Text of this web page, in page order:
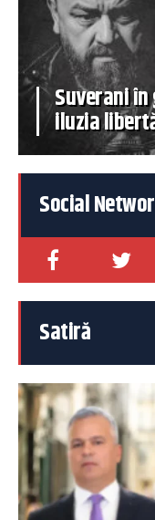
Suverani
iluzia
Social
Satiră